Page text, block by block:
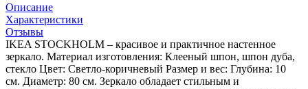
Описание
Характеристики
Отзывы
IKEA STOCKHOLM – красивое и практичное настенное
зеркало. Материал изготовления: Клееный шпон, шпон дуба,
стекло Цвет: Светло-коричневый Размер и вес: Глубина: 10
см. Диаметр: 80 см. Зеркало обладает стильным и